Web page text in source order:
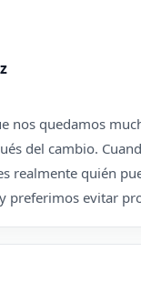
nos quedamos
del cambio.
realmente quién
preferimos evitar